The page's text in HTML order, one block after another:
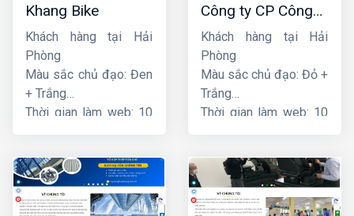
Khang Bike
Khách hàng tại Hải
Phòng
Màu sắc chủ đạo: Đen
+ Trắng
Thời gian làm web: 10
Công ty CP Công
nghệ PCCC Bắc Hà
Khách hàng tại Hải
Phòng
Màu sắc chủ đạo: Đỏ +
Trắng
Thời gian làm web: 10